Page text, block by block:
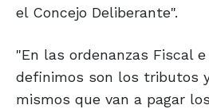
el Concejo Deliberante".
"En las ordenanzas Fiscal
definimos son los tributos
mismos que van a pagar